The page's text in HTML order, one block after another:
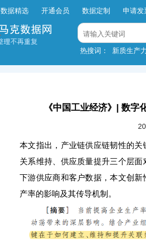
数据精选 开通会员 数据定制 申请发
热搜词： 新质生产
《中国工业经济》| 数
本文指出，产业链供应链韧性的
关系维持、供应质量提升三个层
下游供应商和客户数据，本文创
产率的影响及其传导机制。